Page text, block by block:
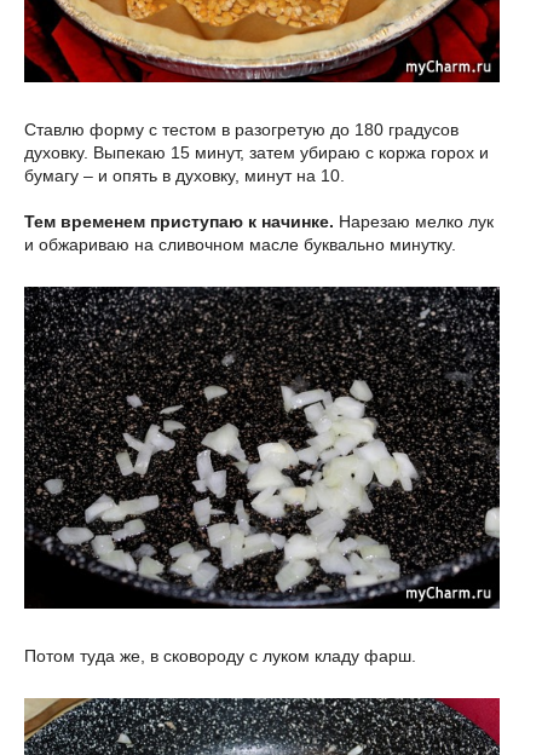
Ставлю форму с тестом в разогретую до 180 градусов
духовку. Выпекаю 15 минут, затем убираю с коржа горох и
бумагу – и опять в духовку, минут на 10.
Тем временем приступаю к начинке. Нарезаю мелко лук
и обжариваю на сливочном масле буквально минутку.
Потом туда же, в сковороду с луком кладу фарш.